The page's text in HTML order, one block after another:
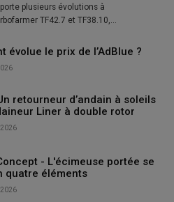
D'où l'intérêt de consulter
hors taxe.
pour faire des économies
GNR HT et TTC
(HT)
plusieurs évolutions à
TF42.7 et TF38.10,…
évolue le prix de l’AdBlue ?
retourneur d’andain à soleils
Liner à double rotor
- L'écimeuse portée se
quatre éléments